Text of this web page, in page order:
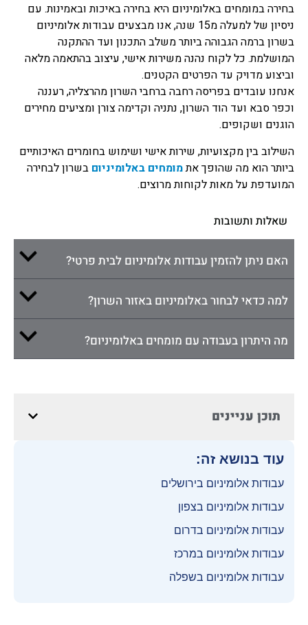
תוכן עניינים
עוד בנושא זה:
עבודות אלומיניום בירושלים
עבודות אלומיניום בצפון
עבודות אלומיניום בדרום
עבודות אלומיניום במרכז
עבודות אלומיניום בשפלה
בחירה במומחים באלומיניום היא בחירה באיכות ובאמינות. עם
ניסיון של למעלה מ15 שנה, אנו מבצעים עבודות אלומיניום
בשרון ברמה הגבוהה ביותר משלב התכנון ועד ההתקנה
המושלמת. כל לקוח נהנה משירות אישי, עיצוב בהתאמה מלאה
וביצוע מדויק עד הפרטים הקטנים.
אנחנו עובדים בפריסה רחבה ברחבי השרון מהרצליה, רעננה
וכפר סבא ועד הוד השרון, נתניה וקדימה צורן ומציעים מחירים
הוגנים ושקופים.
השילוב בין מקצועיות, שירות אישי ושימוש בחומרים האיכותיים
ביותר הוא מה שהופך אתמומחים באלומיניום בשרון לבחירה
המועדפת על מאות לקוחות מרוצים.
שאלות ותשובות
האם ניתן להזמין עבודות אלומיניום לבית פרטי?
למה כדאי לבחור באלומיניום באזור השרון?
מה היתרון בעבודה עם מומחים באלומיניום?